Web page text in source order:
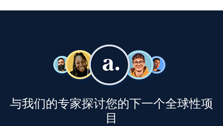
与我们的专家探讨您的下一个全球性项
目